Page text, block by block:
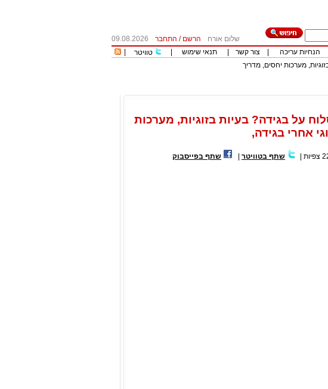
שלום אורח הרשם / התחבר
09.08.2026
הנחיות עריכה צור קשר תנאי שימוש טוויטר
מערכות יחסים, מדריך
על בגידה? בעיות בזוגיות, מערכות
אחרי בגידה,
צפיות שתף בטוויטר שתף בפייסבוק